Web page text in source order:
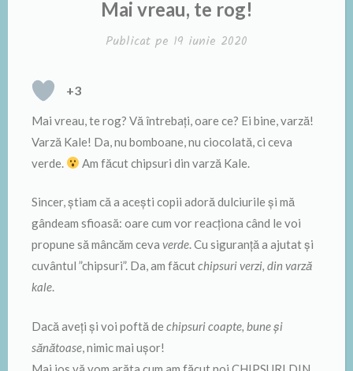
Mai vreau, te rog!
Publicat pe 19 iunie 2020
+3
Mai vreau, te rog? Vă întrebați, oare ce? Ei bine, varză!
Varză Kale! Da, nu bomboane, nu ciocolată, ci ceva
verde.
Am făcut chipsuri din varză Kale.
Sincer, știam că a acești copii adoră dulciurile și mă
gândeam sfioasă: oare cum vor reacționa când le voi
propune să mâncăm ceva verde. Cu siguranță a ajutat și
cuvântul ”chipsuri”. Da, am făcutchipsuri verzi, din varză
kale.
Dacă aveți și voi poftă dechipsuri coapte, bune și
sănătoase , nimic mai ușor!